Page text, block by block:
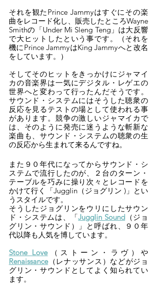
それを観たPrince Jammyはすぐにその楽
曲をレコード化し、販売したところWayne
Smithの「Under Mi Sleng Teng」は大反響
で大ヒットしたという事です。（それを
機にPrince JammyはKing Jammyへと改名
をしています。）
そしてそのヒットをきっかけにジャマイ
カの音楽界は一気にデジタル・レゲエの
世界へと変わって行ったんだそうです。
サウンド・システムにはそうした聴衆の
反応を見るテストの場として使われる事
があります。競争の激しいジャマイカで
は、そのように発売に迷うような斬新な
楽曲も、サウンド・システムの聴衆の生
の反応から生まれて来るんですね。
また９０年代になってからサウンド・シ
ステムで流行したのが、２台のターン・
テーブルを巧みに操り次々とレコードを
かけて行く「Jugglin（ジョグリン )」とい
うスタイルです。
そうしたジョグリンをウリにしたサウン
ド・システムは、「Jugglin Sound（ジョ
グリン・サウンド）」と呼ばれ、９０年
代以降も人気を博しています。
Stone Love （ストーン・ラヴ）や
Renaissance （レナッサンス）などがジョ
グリン・サウンドとしてよく知られてい
ます。